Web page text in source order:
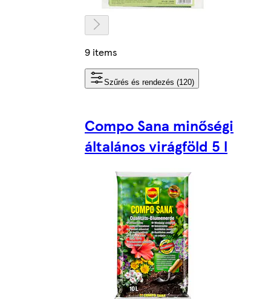
9 items
Szűrés és rendezés (120)
Compo Sana minőségi
általános virágföld 5 l